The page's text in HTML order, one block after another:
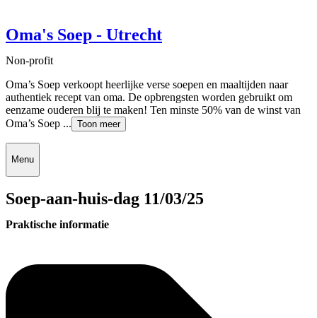
Oma's Soep - Utrecht
Non-profit
Oma’s Soep verkoopt heerlijke verse soepen en maaltijden naar
authentiek recept van oma. De opbrengsten worden gebruikt om
eenzame ouderen blij te maken! Ten minste 50% van de winst van
Oma’s Soep ... Toon meer
Menu
Soep-aan-huis-dag 11/03/25
Praktische informatie